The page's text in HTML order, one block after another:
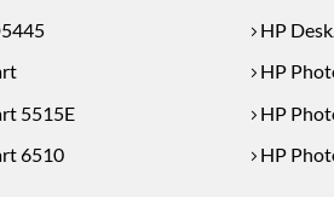
HP
HP
5515E
HP
6510
HP